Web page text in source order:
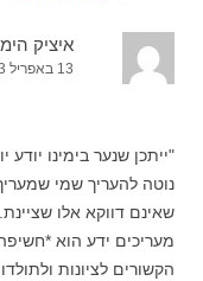
איציק
13 באפריל 2013 בשעה 17:58
"ייתכן שנער בימינו
נוטה להעריך שמי
שאינם דווקא אלו
מעריכים ידע הוא
הקשורים לציונות